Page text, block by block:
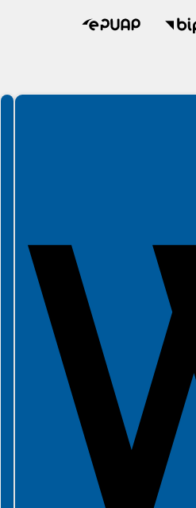
Spełniamy standardy WCAG 2.2
Spełniamy standardy W3C